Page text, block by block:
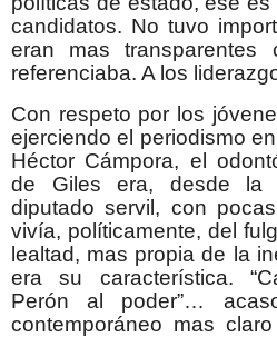
candidatos. No tuvo
eran mas
referenciaba. A los
Con respeto por los
ejerciendo el periodismo
Héctor Cámpora, el
de Giles era, desde la
diputado servil, con
vivía, políticamente, del
lealtad, mas propia de la
era su característica.
Perón al poder”…
contemporáneo mas